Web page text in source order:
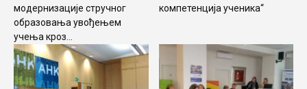
модернизације стручног
образовања увођењем
учења кроз...
компетенција ученика“